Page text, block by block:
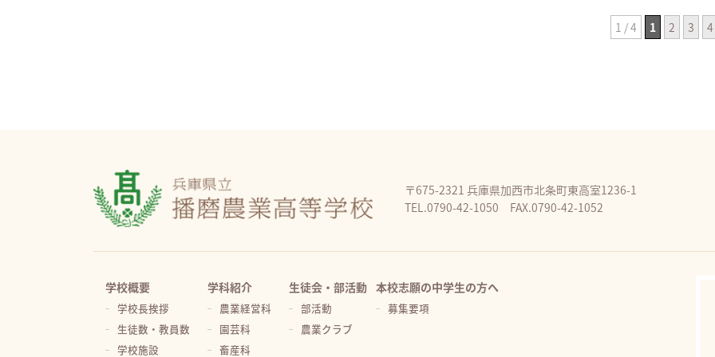
1 / 4 1 2 3 4
〒675-2321 兵庫県加西市北条町東高室1236-1
TEL.0790-42-1050 FAX.0790-42-1052
学校概要
学校長挨拶
生徒数・教員数
学校施設
学科紹介
農業経営科
園芸科
畜産科
生徒会・部活動
部活動
農業クラブ
本校志願の中学生の方へ
募集要項